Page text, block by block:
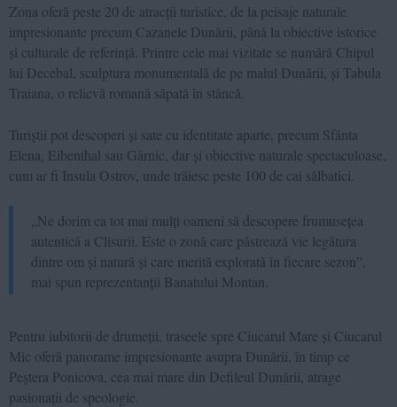
Zona oferă peste 20 de atracții turistice, de la peisaje naturale
impresionante precum Cazanele Dunării , până la obiective istorice
și culturale de referință. Printre cele mai vizitate se numără Chipul
lui Decebal, sculptura monumentală de pe malul Dunării, și Tabula
Traiana, o relicvă romană săpată în stâncă.
Turiștii pot descoperi și sate cu identitate aparte, precum Sfânta
Elena, Eibenthal sau Gârnic, dar și obiective naturale spectaculoase,
cum ar fi Insula Ostrov, unde trăiesc peste 100 de cai sălbatici.
„Ne dorim ca tot mai mulți oameni să descopere frumusețea
autentică a Clisurii. Este o zonă care păstrează vie legătura
dintre om și natură și care merită explorată în fiecare sezon”,
mai spun reprezentanții Banatului Montan.
Pentru iubitorii de drumeții, traseele spre Ciucarul Mare și Ciucarul
Mic oferă panorame impresionante asupra Dunării, în timp ce
Peștera Ponicova, cea mai mare din Defileul Dunării, atrage
pasionații de speologie.